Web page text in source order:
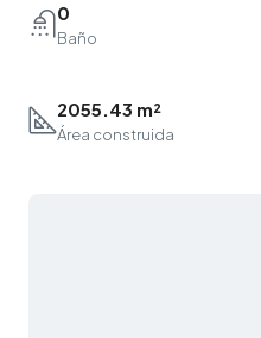
0
Baño
2055.43 m²
Área construida